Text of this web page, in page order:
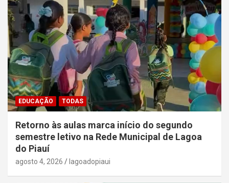
EDUCAÇÃO TODAS
Retorno às aulas marca início do segundo
semestre letivo na Rede Municipal de Lagoa
do Piauí
agosto 4, 2026 lagoadopiaui